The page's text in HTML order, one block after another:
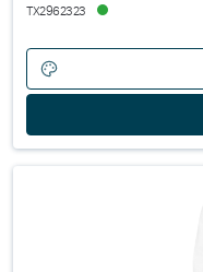
TX2962323